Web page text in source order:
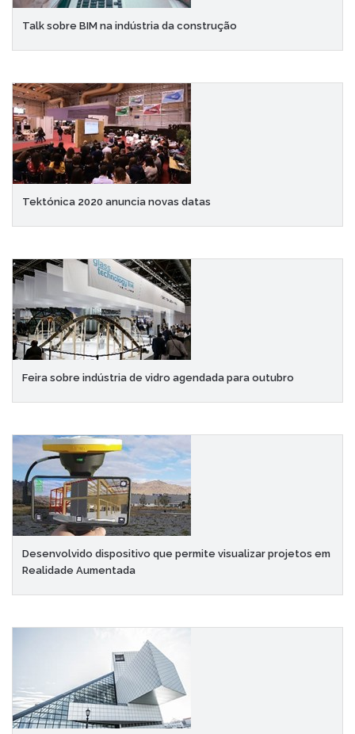
Talk sobre BIM na indústria da construção
Tektónica 2020 anuncia novas datas
Feira sobre indústria de vidro agendada para outubro
Desenvolvido dispositivo que permite visualizar projetos em
Realidade Aumentada